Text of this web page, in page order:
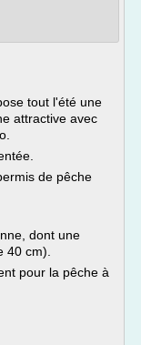
tout l'été une
attractive avec
de pêche
dont une
40 cm).
pour la pêche à